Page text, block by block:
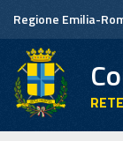
contenuto
Regione Emilia-